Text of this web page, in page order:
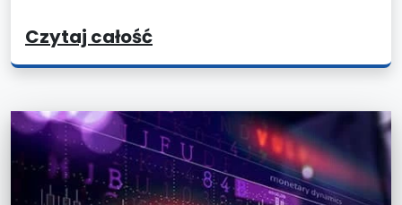
Czytaj całość